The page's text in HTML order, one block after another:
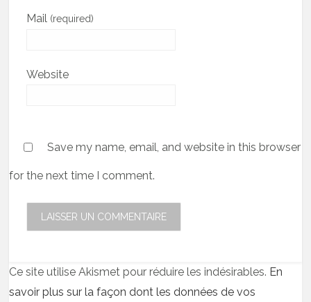
Mail (required)
Website
Save my name, email, and website in this browser
for the next time I comment.
Ce site utilise Akismet pour réduire les indésirables. En
savoir plus sur la façon dont les données de vos